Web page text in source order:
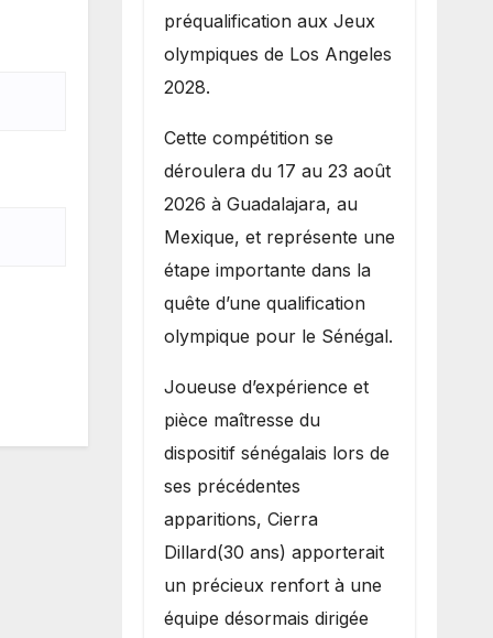
préqualification aux Jeux
olympiques de Los Angeles
2028.
Cette compétition se
déroulera du 17 au 23 août
2026 à Guadalajara, au
Mexique, et représente une
étape importante dans la
quête d’une qualification
olympique pour le Sénégal.
Joueuse d’expérience et
pièce maîtresse du
dispositif sénégalais lors de
ses précédentes
apparitions, Cierra
Dillard(30 ans) apporterait
un précieux renfort à une
équipe désormais dirigée